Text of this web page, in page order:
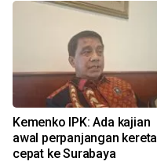
Kemenko IPK: Ada kajian
awal perpanjangan kereta
cepat ke Surabaya